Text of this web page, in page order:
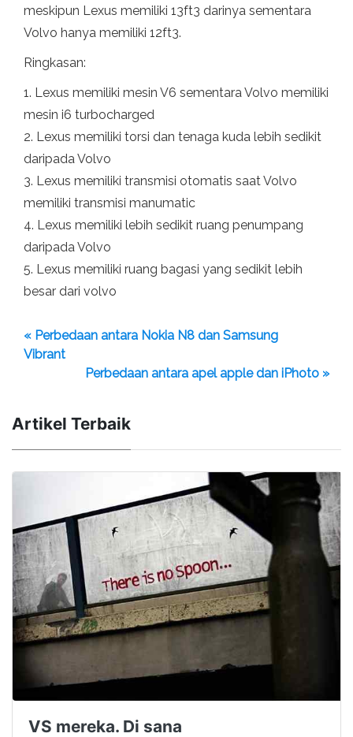
meskipun Lexus memiliki 13ft3 darinya sementara
Volvo hanya memiliki 12ft3.
Ringkasan:
1. Lexus memiliki mesin V6 sementara Volvo memiliki
mesin i6 turbocharged
2. Lexus memiliki torsi dan tenaga kuda lebih sedikit
daripada Volvo
3. Lexus memiliki transmisi otomatis saat Volvo
memiliki transmisi manumatic
4. Lexus memiliki lebih sedikit ruang penumpang
daripada Volvo
5. Lexus memiliki ruang bagasi yang sedikit lebih
besar dari volvo
« Perbedaan antara Nokia N8 dan Samsung
Vibrant
Perbedaan antara apel apple dan iPhoto »
Artikel Terbaik
VS mereka. Di sana